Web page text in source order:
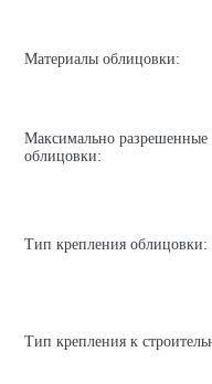
Материалы облицовки:
Максимально разрешенные
облицовки:
Тип крепления облицовки:
Тип крепления к